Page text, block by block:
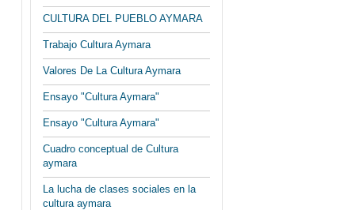
CULTURA DEL PUEBLO AYMARA
Trabajo Cultura Aymara
Valores De La Cultura Aymara
Ensayo "Cultura Aymara"
Ensayo "Cultura Aymara"
Cuadro conceptual de Cultura
aymara
La lucha de clases sociales en la
cultura aymara